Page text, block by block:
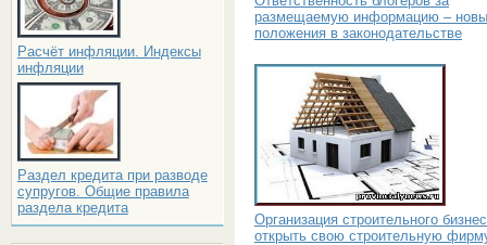
Расчёт инфляции. Индексы
инфляции
Раздел кредита при разводе
супругов. Общие правила
раздела кредита
размещаемую информацию –
положения в законодательстве
Организация строительного
открыть свою строительную